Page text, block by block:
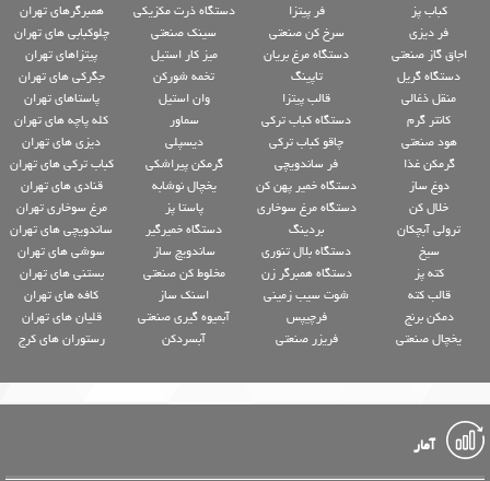
کباب پز
فر دیزی
اجاق گاز صنعتی
دستگاه گریل
منقل ذغالی
کانتر گرم
هود صنعتی
گرمکن غذا
دوغ ساز
خلال کن
ترولی آبچکان
سیخ
کته پز
قالب کته
دمکن برنج
یخچال صنعتی
فر پیتزا
سرخ کن صنعتی
دستگاه مرغ بریان
تاپینگ
قالب پیتزا
دستگاه کباب ترکی
چاقو کباب ترکی
فر ساندویچی
دستگاه خمیر پهن کن
دستگاه مرغ سوخاری
بردینگ
دستگاه بلال تنوری
دستگاه همبرگر زن
شوت سیب زمینی
فرچیپس
فریزر صنعتی
دستگاه ذرت مکزیکی
سینک صنعتی
میز کار استیل
تخمه شورکن
وان استیل
سماور
دیسپلی
گرمکن پیراشکی
یخچال نوشابه
پاستا پز
دستگاه خمیرگیر
ساندویچ ساز
مخلوط کن صنعتی
اسنک ساز
آبمیوه گیری صنعتی
آبسردکن
همبرگرهای تهران
چلوکبابی های تهران
پیتزاهای تهران
جگرکی های تهران
پاستاهای تهران
کله پاچه های تهران
دیزی های تهران
کباب ترکی های تهران
قنادی های تهران
مرغ سوخاری تهران
ساندویچی های تهران
سوشی های تهران
بستنی های تهران
کافه های تهران
قلیان های تهران
رستوران های کرج
آمار